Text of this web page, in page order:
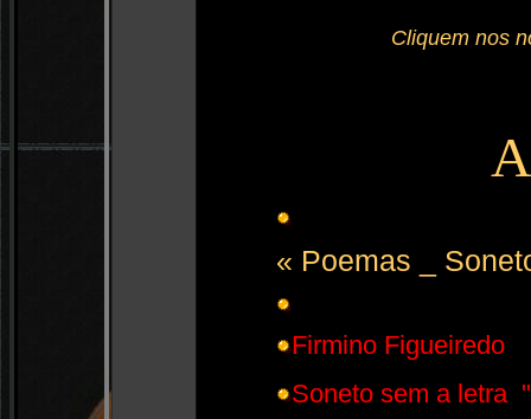
Cliquem nos
« Poemas _
Firmino Figueiredo
Soneto sem a letra